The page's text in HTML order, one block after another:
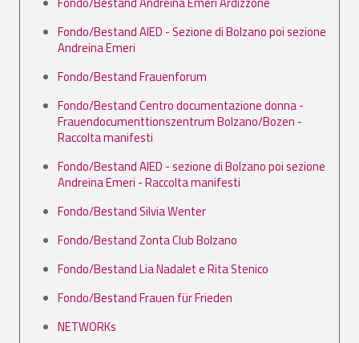
Fondo/Bestand AIED - Sezione di Bolzano poi sezione
Andreina Emeri
Fondo/Bestand Frauenforum
Fondo/Bestand Centro documentazione donna -
Frauendocumenttionszentrum Bolzano/Bozen -
Raccolta manifesti
Fondo/Bestand AIED - sezione di Bolzano poi sezione
Andreina Emeri - Raccolta manifesti
Fondo/Bestand Silvia Wenter
Fondo/Bestand Zonta Club Bolzano
Fondo/Bestand Lia Nadalet e Rita Stenico
Fondo/Bestand Frauen für Frieden
NETWORKs